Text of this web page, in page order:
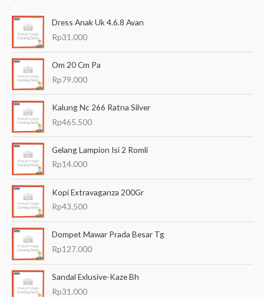
a
u
n
u
Dress Anak Uk 4.6.8 Avan
Rp31.000
Om 20 Cm Pa
Rp79.000
Kalung Nc 266 Ratna Silver
Rp465.500
Gelang Lampion Isi 2 Romli
Rp14.000
Kopi Extravaganza 200Gr
Rp43.500
Dompet Mawar Prada Besar Tg
Rp127.000
Sandal Exlusive-Kaze Bh
Rp31.000